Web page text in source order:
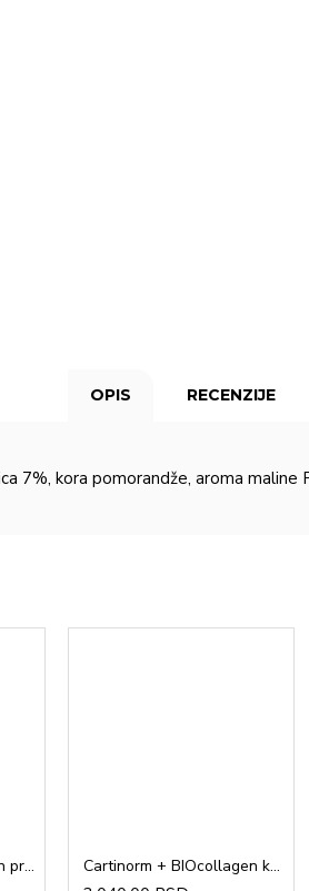
OPIS RECENZIJE
7%, kora pomorandže, aroma
Paranit Express šampon protiv vaši + češalj 200ml Cartinorm + BIOcollagen kesice a20